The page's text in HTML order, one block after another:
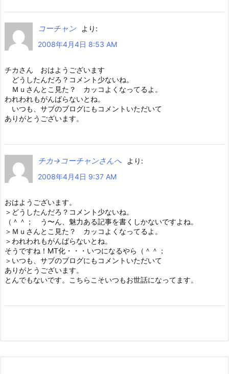
コーチャン
より:
2008年4月4日 8:53 AM
チカさん おはようございます
どうしたんだろ？コメント少ないね。
Ｍｕさんとこ見た？ カッコよくなってるよ。
われわれもがんばらないとね。
いつも、サブのブログにもコメントいただいて
ありがとうございます。
チカ→コーチャンさんへ
より:
2008年4月4日 9:37 AM
おはようございます。
＞どうしたんだろ？コメント少ないね。
（＾＾； う〜ん、魅力ある記事を書くしかないですよね。
＞Ｍｕさんとこ見た？ カッコよくなってるよ。
＞われわれもがんばらないとね。
そうですね！MT化・・・いつになるやら（＾＾；
＞いつも、サブのブログにもコメントいただいて
ありがとうございます。
とんでもないです。こちらこそいつもお世話になってます。